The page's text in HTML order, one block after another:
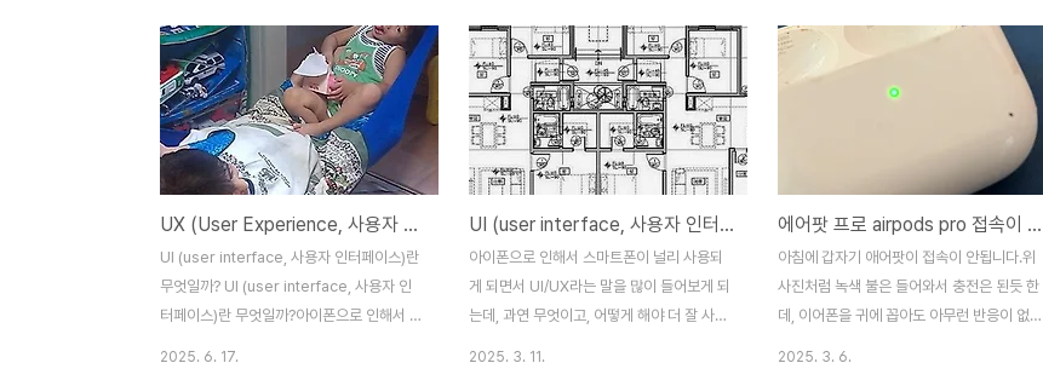
UX (User Experience, 사용자 경험)란 무엇일까?
UI (user interface, 사용자 인터페이스)란
무엇일까? UI (user interface, 사용자 인
터페이스)란 무엇일까?아이폰으로 인해서 스
2025. 6. 17.
UI (user interface, 사용자 인터페이스)란 무엇일까?
아이폰으로 인해서 스마트폰이 널리 사용되
게 되면서 UI/UX라는 말을 많이 들어보게 되
는데, 과연 무엇이고, 어떻게 해야 더 잘 사용
2025. 3. 11.
에어팟 프로 airpods pro 접속이 안되는 경우 청소로 해결하는 방법
아침에 갑자기 애어팟이 접속이 안됩니다.위
사진처럼 녹색 불은 들어와서 충전은 된듯 한
데, 이어폰을 귀에 꼽아도 아무런 반응이 없
2025. 3. 6.